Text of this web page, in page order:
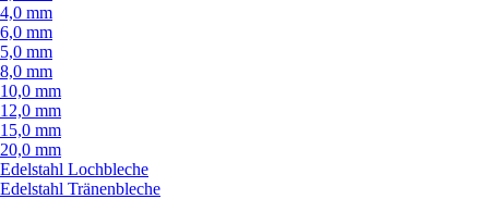
4,0 mm
6,0 mm
5,0 mm
8,0 mm
10,0 mm
12,0 mm
15,0 mm
20,0 mm
Edelstahl Lochbleche
Edelstahl Tränenbleche